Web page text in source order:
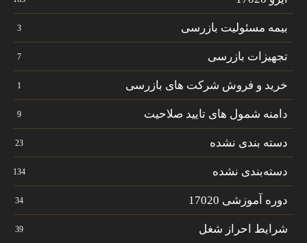
بیمه مسئولیت بازرسی 3
تجهیزات بازرسی 7
خرید و فروش شرکت های بازرسی 1
دامنه شمول های تایید صلاحیت 9
دسته بندی نشده 23
دسته‌بندی نشده 134
دوره آموزشی 17020 34
شرایط احراز شغل 39